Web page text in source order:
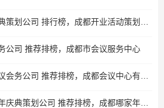
划公司 排行榜，成都开业活动策划执行
公司 推荐排榜，成都市会议服务中心
务公司 推荐排榜，成都会议中心有哪些
策划公司 推荐排榜，成都哪家年会策划公司好